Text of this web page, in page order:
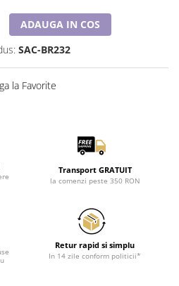
ADAUGA IN COS
SAC-BR232
la Favorite
Transport GRATUIT
la comenzi peste 350 RON
Retur rapid si simplu
In 14 zile conform politicii*